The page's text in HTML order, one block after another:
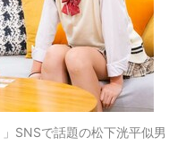
」SNSで話題の松下洸平似男